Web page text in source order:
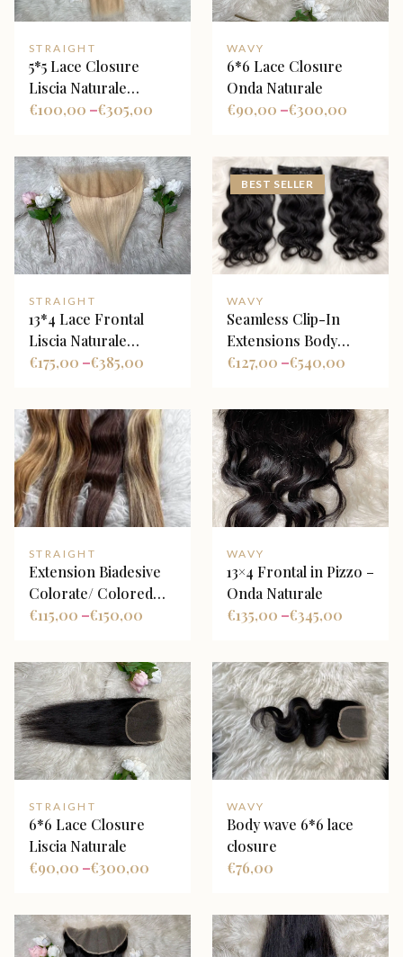
STRAIGHT
5*5 Lace Closure
Liscia Naturale
Biondo Platino
100,00
€ – 305,00
€
WAVY
6*6 Lace Closure
Onda Naturale
90,00
€ – 300,00
€
STRAIGHT
13*4 Lace Frontal
Liscia Naturale
Biondo Platino
175,00
€ – 385,00
€
BEST SELLER
WAVY
Seamless Clip-In
Extensions Body
Wave Nero Naturale
127,00
€ – 540,00
€
STRAIGHT
Extension Biadesive
Colorate/ Colored
Tape Hair Extensions
115,00
€ – 150,00
€
WAVY
13×4 Frontal in Pizzo –
Onda Naturale
135,00
€ – 345,00
€
STRAIGHT
6*6 Lace Closure
Liscia Naturale
90,00
€ – 300,00
€
WAVY
Body wave 6*6 lace
closure
76,00
€